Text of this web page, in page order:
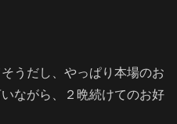
うだし、やっぱり本場のお
ながら、２晩続けてのお好